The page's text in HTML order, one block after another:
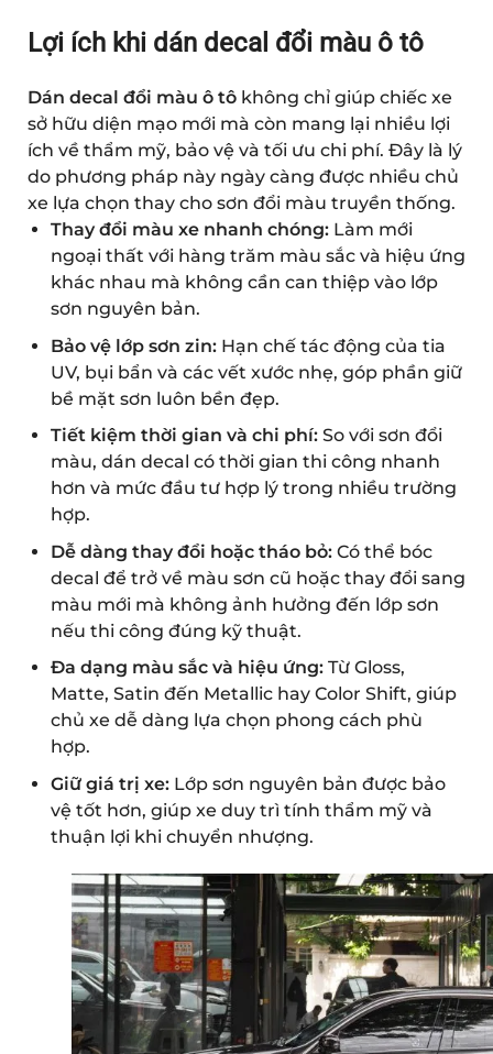
Lợi ích khi dán decal đổi màu ô tô
Dán decal đổi màu ô tô không chỉ giúp chiếc xe
sở hữu diện mạo mới mà còn mang lại nhiều lợi
ích về thẩm mỹ, bảo vệ và tối ưu chi phí. Đây là lý
do phương pháp này ngày càng được nhiều chủ
xe lựa chọn thay cho sơn đổi màu truyền thống.
Thay đổi màu xe nhanh chóng:Làm mới
ngoại thất với hàng trăm màu sắc và hiệu ứng
khác nhau mà không cần can thiệp vào lớp
sơn nguyên bản.
Bảo vệ lớp sơn zin:Hạn chế tác động của tia
UV, bụi bẩn và các vết xước nhẹ, góp phần giữ
bề mặt sơn luôn bền đẹp.
Tiết kiệm thời gian và chi phí:So với sơn đổi
màu, dán decal có thời gian thi công nhanh
hơn và mức đầu tư hợp lý trong nhiều trường
hợp.
Dễ dàng thay đổi hoặc tháo bỏ:Có thể bóc
decal để trở về màu sơn cũ hoặc thay đổi sang
màu mới mà không ảnh hưởng đến lớp sơn
nếu thi công đúng kỹ thuật.
Đa dạng màu sắc và hiệu ứng:Từ Gloss,
Matte, Satin đến Metallic hay Color Shift, giúp
chủ xe dễ dàng lựa chọn phong cách phù
hợp.
Giữ giá trị xe:Lớp sơn nguyên bản được bảo
vệ tốt hơn, giúp xe duy trì tính thẩm mỹ và
thuận lợi khi chuyển nhượng.